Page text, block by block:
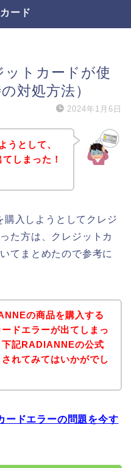
ード
トカードが使
対処方法）
2024年1月6日
うとして、
しまった！
入しようとしてクレジ
た方は、クレジットカ
てまとめたので参考に
の商品を購入する
ドエラーが出てしまっ
記RADIANNEの公式
れてみてはいかがでし
ードエラーの問題を今す